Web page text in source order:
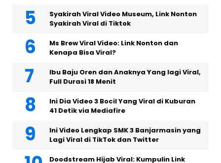
Syakirah Viral Video Museum, Link Nonton
Syakirah Viral di Tiktok
Ms Brew Viral Video: Link Nonton dan
Kenapa Bisa Viral?
Ibu Baju Oren dan Anaknya Yang lagi Viral,
Full Durasi 18 Menit
Ini Dia Video 3 Bocil Yang Viral di Kuburan
41 Detik via Mediafire
Ini Video Lengkap SMK 3 Banjarmasin yang
Lagi Viral di TikTok dan Twitter
Doodstream Hijab Viral: Kumpulin Link